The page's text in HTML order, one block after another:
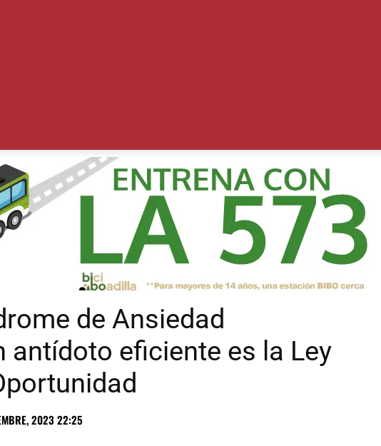
de Ansiedad
antídoto eficiente es la Ley
2023 22:25